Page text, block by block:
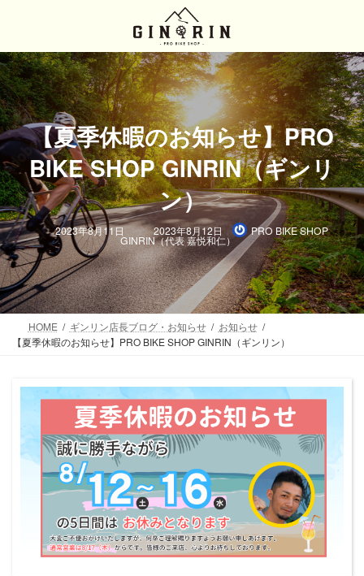
ン
ツ
へ
ス
キ
ッ
プ
ー
シ
ョ
ン
に
移
動
【夏季休暇のお知らせ】PRO
BIKE SHOP GINRIN（ギンリ
ン）
2023年8月11日 最
終
更
新
日
時
:
2023年8月12日 PRO BIKE SHOP
GINRIN（代表 嘉悦和仁）
HOME ギンリン店長ブログ・お知らせ
お知らせ
【夏季休暇のお知らせ】PRO BIKE SHOP GINRIN（ギンリン）